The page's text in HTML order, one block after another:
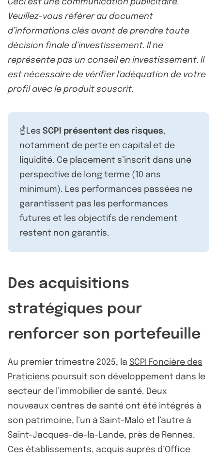
Ceci est une communication publicitaire.
Veuillez-vous référer au document
d’informations clés avant de prendre toute
décision finale d’investissement. Il ne
représente pas un conseil en investissement. Il
est nécessaire de vérifier l'adéquation de votre
profil avec le produit souscrit.
☝️Les SCPI présentent des risques,
notamment de perte en capital et de
liquidité. Ce placement s’inscrit dans une
perspective de long terme (10 ans
minimum). Les performances passées ne
garantissent pas les performances
futures et les objectifs de rendement
restent non garantis.
Des acquisitions
stratégiques pour
renforcer son portefeuille
Au premier trimestre 2025, la SCPI Foncière des
Praticiens poursuit son développement dans le
secteur de l’immobilier de santé. Deux
nouveaux centres de santé ont été intégrés à
son patrimoine, l’un à Saint-Malo et l’autre à
Saint-Jacques-de-la-Lande, près de Rennes.
Ces établissements, acquis auprès d’Office